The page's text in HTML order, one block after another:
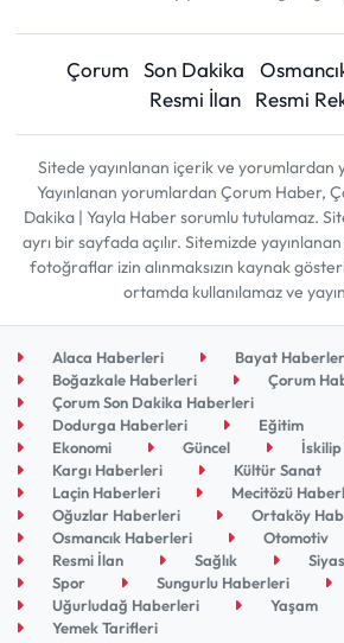
Çorum Son Dakika
Resmi İlan
Resmi
Sitede yayınlanan içerik ve yorumlardan
Yayınlanan yorumlardan Çorum Haber,
Dakika | Yayla Haber sorumlu tutulamaz.
ayrı bir sayfada açılır. Sitemizde
fotoğraflar izin alınmaksızın kaynak
ortamda kullanılamaz ve
Alaca Haberleri
Bayat
Boğazkale Haberleri
Çorum
Çorum Son Dakika Haberleri
Dodurga Haberleri
Eğitim
Ekonomi
Güncel
Kargı Haberleri
Kültür Sanat
Laçin Haberleri
Mecitözü
Oğuzlar Haberleri
Ortaköy
Osmancık Haberleri
Otomotiv
Resmi İlan
Sağlık
Spor
Sungurlu Haberleri
Uğurludağ Haberleri
Yaşam
Yemek Tarifleri